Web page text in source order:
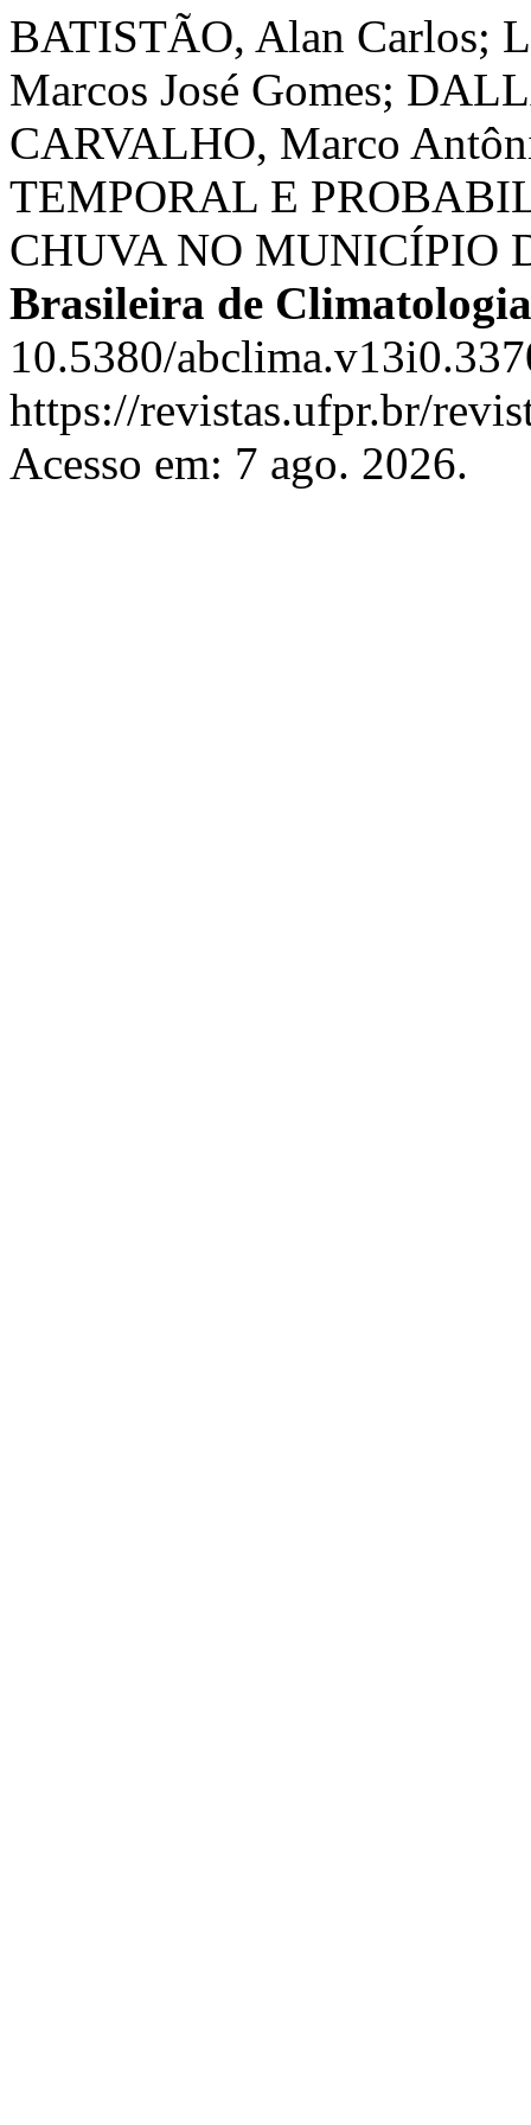
BATISTÃO, Alan Carlos;
Marcos José Gomes;
CARVALHO, Marco
TEMPORAL E
CHUVA NO MUNICÍPIO
Brasileira de Climatologia
10.5380/
https://revistas.ufpr.br/
Acesso em: 7 ago. 2026.